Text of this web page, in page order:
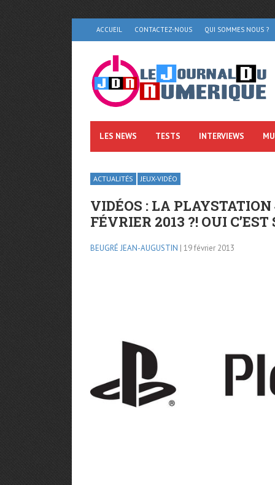
ACCUEIL CONTACTEZ-NOUS QUI SOMMES NOUS ?
LES NEWS TESTS INTERVIEWS
ACTUALITÉS JEUX-VIDÉO
VIDÉOS : LA
FÉVRIER 2013 ?! OUI C’EST
BEUGRÉ JEAN-AUGUSTIN | 19 février 2013